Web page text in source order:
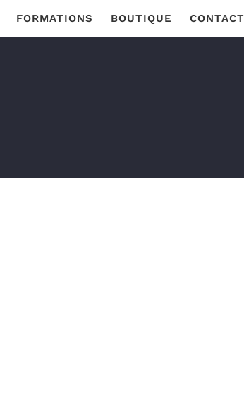
FORMATIONS BOUTIQUE CONTACT